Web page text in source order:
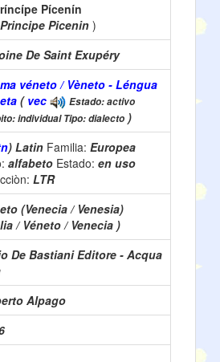
Pícenín
Picenin)
De Saint Exupéry
véneto / Vèneto - Léngua
( vec
Estado: activo
individual Tipo: dialecto )
) Latin Familia: Europea
alfabeto Estado: en uso
LTR
(Venecia / Venesia)
/ Véneto / Venecia )
De Bastiani Editore - Acqua
Alpago